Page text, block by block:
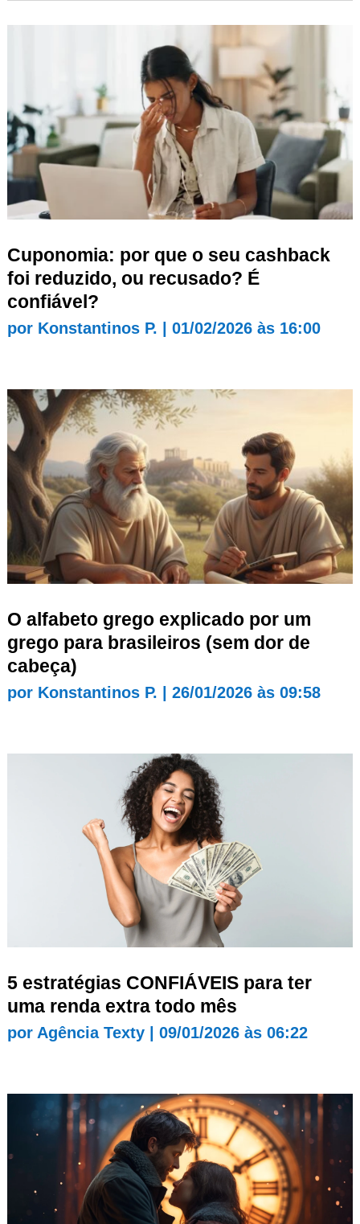
Cuponomia: por que o seu cashback
foi reduzido, ou recusado? É
confiável?
por Konstantinos P. | 01/02/2026 às 16:00
O alfabeto grego explicado por um
grego para brasileiros (sem dor de
cabeça)
por Konstantinos P. | 26/01/2026 às 09:58
5 estratégias CONFIÁVEIS para ter
uma renda extra todo mês
por Agência Texty| 09/01/2026 às 06:22